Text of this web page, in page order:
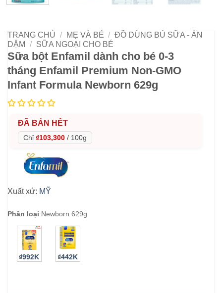
TRANG CHỦ / MẸ VÀ BÉ / ĐỒ DÙNG BÚ SỮA - ĂN
DẶM
/ SỮA NGOẠI CHO BÉ
Sữa bột Enfamil dành cho bé 0-3
tháng Enfamil Premium Non-GMO
Infant Formula Newborn 629g
ĐÃ BÁN HẾT
Chỉ ₫103,300 / 100g
Xuất xứ: MỸ
Phân loại:Newborn 629g
₫992K ₫442K